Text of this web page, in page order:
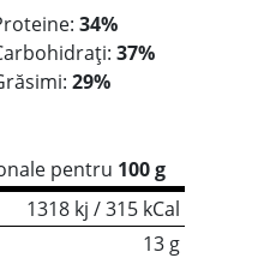
34%
37%
29%
pentru 100 g
1318 kj / 315 kCal
13 g